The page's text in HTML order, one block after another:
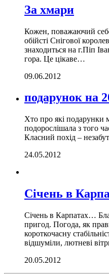
За хмари
Кожен, поважаючий
обійсті Снігової
знаходиться на г.Піп
гора. Це цікаве…
09.06.2012
подарунок на
Хто про які подарунки
подорослішала з того
Класний похід –
24.05.2012
Січень в
Січень в Карпатах…
пригод. Погода, як
короткочасну
відшуміли, лютневі
20.05.2012